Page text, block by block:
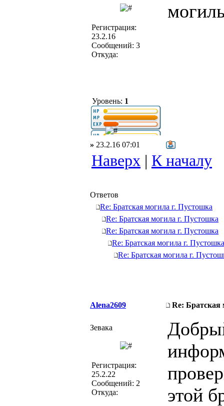
Регистрация:
23.2.16
Сообщений: 3
Откуда:
Уровень: 1
» 23.2.16 07:01
Наверх | К началу
Ответов
Re: Братская могила г. Пустошка
Re: Братская могила г. Пустошка
Re: Братская могила г. Пустошка
Re: Братская могила г. Пустошка
Re: Братская могила г.
Alena2609 Re: Братская
Зевака
Регистрация:
25.2.22
Сообщений: 2
Откуда:
этой